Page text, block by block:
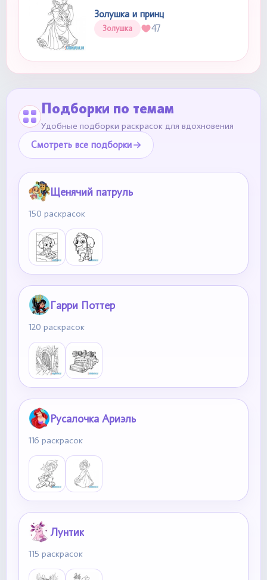
Золушка и принц
Золушка 47
Подборки по темам
Удобные подборки раскрасок для вдохновения
Смотреть все подборки
Щенячий патруль
150 раскрасок
Гарри Поттер
120 раскрасок
Русалочка Ариэль
116 раскрасок
Лунтик
115 раскрасок